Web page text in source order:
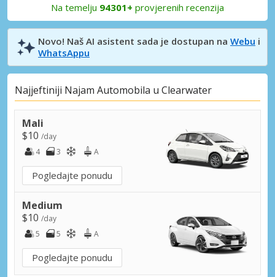
Na temelju 94301+ provjerenih recenzija
Novo! Naš AI asistent sada je dostupan na Webu i
WhatsAppu
Najjeftiniji Najam Automobila u Clearwater
Mali
$10 /day
4
3 A
Pogledajte ponudu
Medium
$10 /day
5
5 A
Pogledajte ponudu